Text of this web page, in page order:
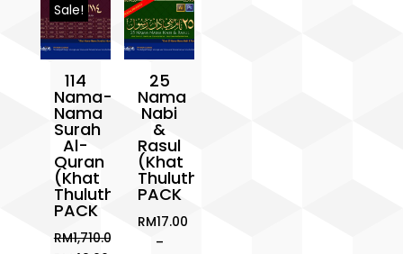
Sale!
114
Nama-
Nama
Surah
Al-
Quran
(Khat
Thuluth)
PACK
RM1,710.00
25
Nama
Nabi
&
Rasul
(Khat
Thuluth)
PACK
RM17.00
–